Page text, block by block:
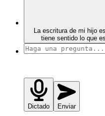
La escritura de mi hijo
tiene sentido lo que
Dictado Enviar